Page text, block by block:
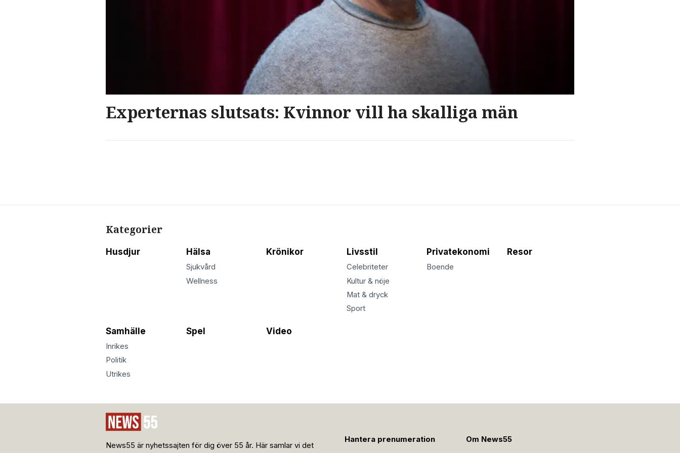
Experternas slutsats: Kvinnor vill ha skalliga män
Kategorier
Husdjur Hälsa
Sjukvård
Wellness
Krönikor Livsstil
Celebriteter
Kultur & nöje
Mat & dryck
Sport
Privatekonomi
Boende
Resor
Samhälle
Inrikes
Politik
Utrikes
Spel Video
News55 är nyhetssajten för dig över 55 år. Här samlar vi det
Hantera prenumeration Om News55